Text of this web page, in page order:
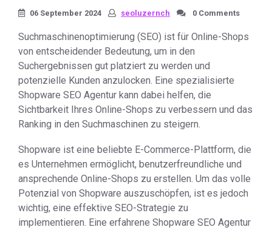
06 September 2024 seoluzernch 0 Comments
Suchmaschinenoptimierung (SEO) ist für Online-Shops
von entscheidender Bedeutung, um in den
Suchergebnissen gut platziert zu werden und
potenzielle Kunden anzulocken. Eine spezialisierte
Shopware SEO Agentur kann dabei helfen, die
Sichtbarkeit Ihres Online-Shops zu verbessern und das
Ranking in den Suchmaschinen zu steigern.
Shopware ist eine beliebte E-Commerce-Plattform, die
es Unternehmen ermöglicht, benutzerfreundliche und
ansprechende Online-Shops zu erstellen. Um das volle
Potenzial von Shopware auszuschöpfen, ist es jedoch
wichtig, eine effektive SEO-Strategie zu
implementieren. Eine erfahrene Shopware SEO Agentur